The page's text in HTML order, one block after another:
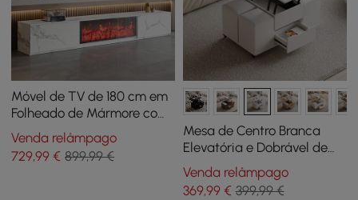
Móvel de TV de 180 cm em
Folheado de Mármore com
Lareira Elétrica e 2 Gavetas
Venda relâmpago
729,99 € 899,99 €
Mesa de Centro Branca
Elevatória e Dobrável de
100 cm com 4 Bancos e
Arrumação
Venda relâmpago
369,99€ 399,99 €